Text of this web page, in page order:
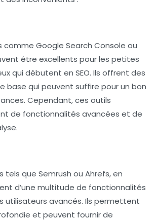
comme Google Search Console ou
être excellents pour les petites
qui débutent en SEO. Ils offrent des
base qui peuvent suffire pour un bon
Cependant, ces outils
de fonctionnalités avancées et de
tels que Semrush ou Ahrefs, en
d’une multitude de fonctionnalités
utilisateurs avancés. Ils permettent
et peuvent fournir de